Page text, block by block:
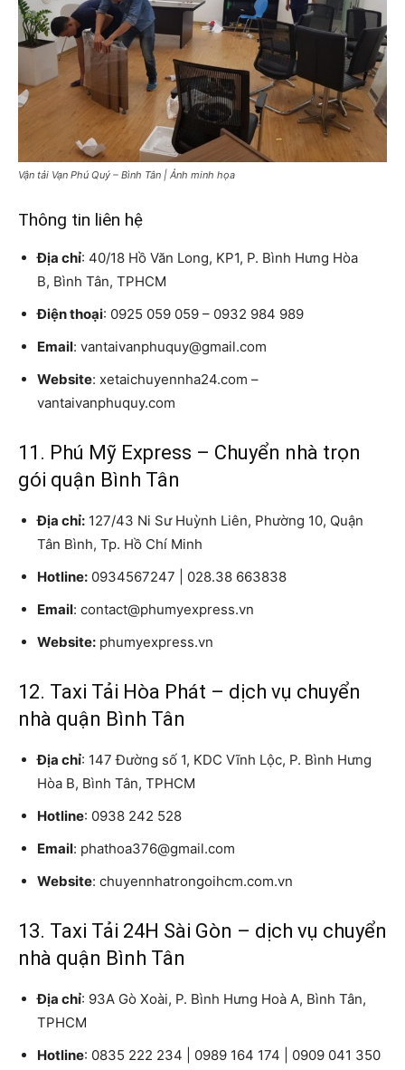
Vận tải Vạn Phú Quý – Bình Tân | Ảnh minh họa
Thông tin liên hệ
Địa chỉ: 40/18 Hồ Văn Long, KP1, P. Bình Hưng Hòa
B, Bình Tân, TPHCM
Điện thoại: 0925 059 059 – 0932 984 989
Email: vantaivanphuquy@gmail.com
Website: xetaichuyennha24.com –
vantaivanphuquy.com
11. Phú Mỹ Express – Chuyển nhà trọn
gói quận Bình Tân
Địa chỉ: 127/43 Ni Sư Huỳnh Liên, Phường 10, Quận
Tân Bình, Tp. Hồ Chí Minh
Hotline: 0934567247 | 028.38 663838
Email: contact@phumyexpress.vn
Website: phumyexpress.vn
12. Taxi Tải Hòa Phát – dịch vụ chuyển
nhà quận Bình Tân
Địa chỉ: 147 Đường số 1, KDC Vĩnh Lộc, P. Bình Hưng
Hòa B, Bình Tân, TPHCM
Hotline: 0938 242 528
Email: phathoa376@gmail.com
Website: chuyennhatrongoihcm.com.vn
13. Taxi Tải 24H Sài Gòn – dịch vụ chuyển
nhà quận Bình Tân
Địa chỉ: 93A Gò Xoài, P. Bình Hưng Hoà A, Bình Tân,
TPHCM
Hotline: 0835 222 234 | 0989 164 174 | 0909 041 350